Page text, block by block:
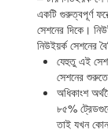
একটি গুরুত্বপূর্ণ
সেশনের দিকে।
নিউইয়র্ক সেশনের
যেহুতু এই
সেশনের শুরুতে
অধিকাংশ
৮৫%
তাই যখন কোন